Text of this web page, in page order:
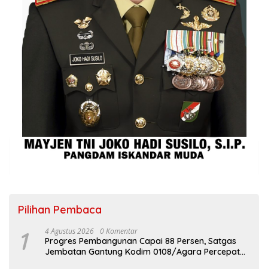
Pilihan Pembaca
1 4 Agustus 2026 0 Komentar
Progres Pembangunan Capai 88 Persen, Satgas
Jembatan Gantung Kodim 0108/Agara Percepat